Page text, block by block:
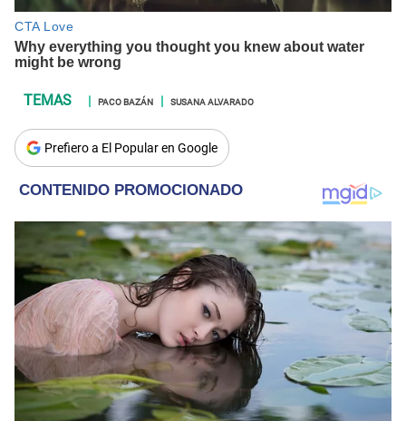
PACO BAZÁN SUSANA ALVARADO
Prefiero a El Popular en Google